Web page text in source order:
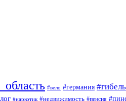
#вело #германия #гибель
#наркотик #недвижимость #пенсия